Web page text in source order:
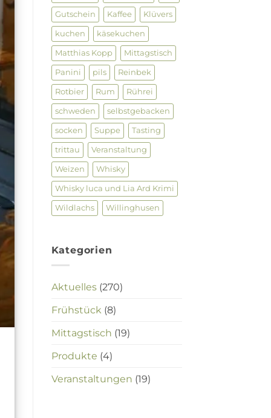
Gutschein Kaffee Klüvers
kuchen käsekuchen
Matthias Kopp Mittagstisch
Panini pils Reinbek
Rotbier Rum Rührei
schweden selbstgebacken
socken Suppe Tasting
trittau Veranstaltung
Weizen Whisky
Whisky luca und Lia Ard Krimi
Wildlachs Willinghusen
Kategorien
Aktuelles(270)
Frühstück (8)
Mittagstisch (19)
Produkte (4)
Veranstaltungen (19)